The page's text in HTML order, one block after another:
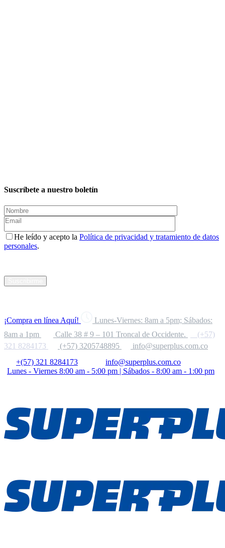
Suscríbete a nuestro boletín
He leído y acepto la Política de privacidad y tratamiento de datos
personales.
¡Compra en línea Aquí!
Lunes-Viernes: 8am a 5pm; Sábados:
8am a 1pm
Calle 38 # 9 – 101 Troncal de Occidente.
(+57)
321 8284173
(+57) 3205748895
info@superplus.com.co
+(57) 321 8284173
info@superplus.com.co
Lunes - Viernes 8:00 am - 5:00 pm | Sábados - 8:00 am - 1:00 pm